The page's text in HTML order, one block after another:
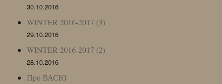
30.10.2016
WINTER 2016-2017 (3)
29.10.2016
WINTER 2016-2017 (2)
28.10.2016
Про ВАСЮ